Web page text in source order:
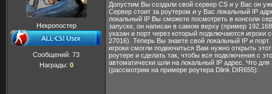
Некропостер
Сообщений: 73
Награды: 0
Допустим Вы создали свой сервер CS и у Вас он
Сервер стоит за роутером и у Вас локальный IP
локальный IP Вы сможете посмотреть в консоли
запуске, он написан в самом верху (пример
указан и порт через который подключаются игроки
27016). Теперь Вы знаете свой локальный IP и порт.
игроки смогли подкючиться Вам нужно открыть
роутере и сделать так, чтобы все подключения с
автоматически шли на локальный IP адрес. Что для
(рассмотрим на примере роутера Dlink DIR655):